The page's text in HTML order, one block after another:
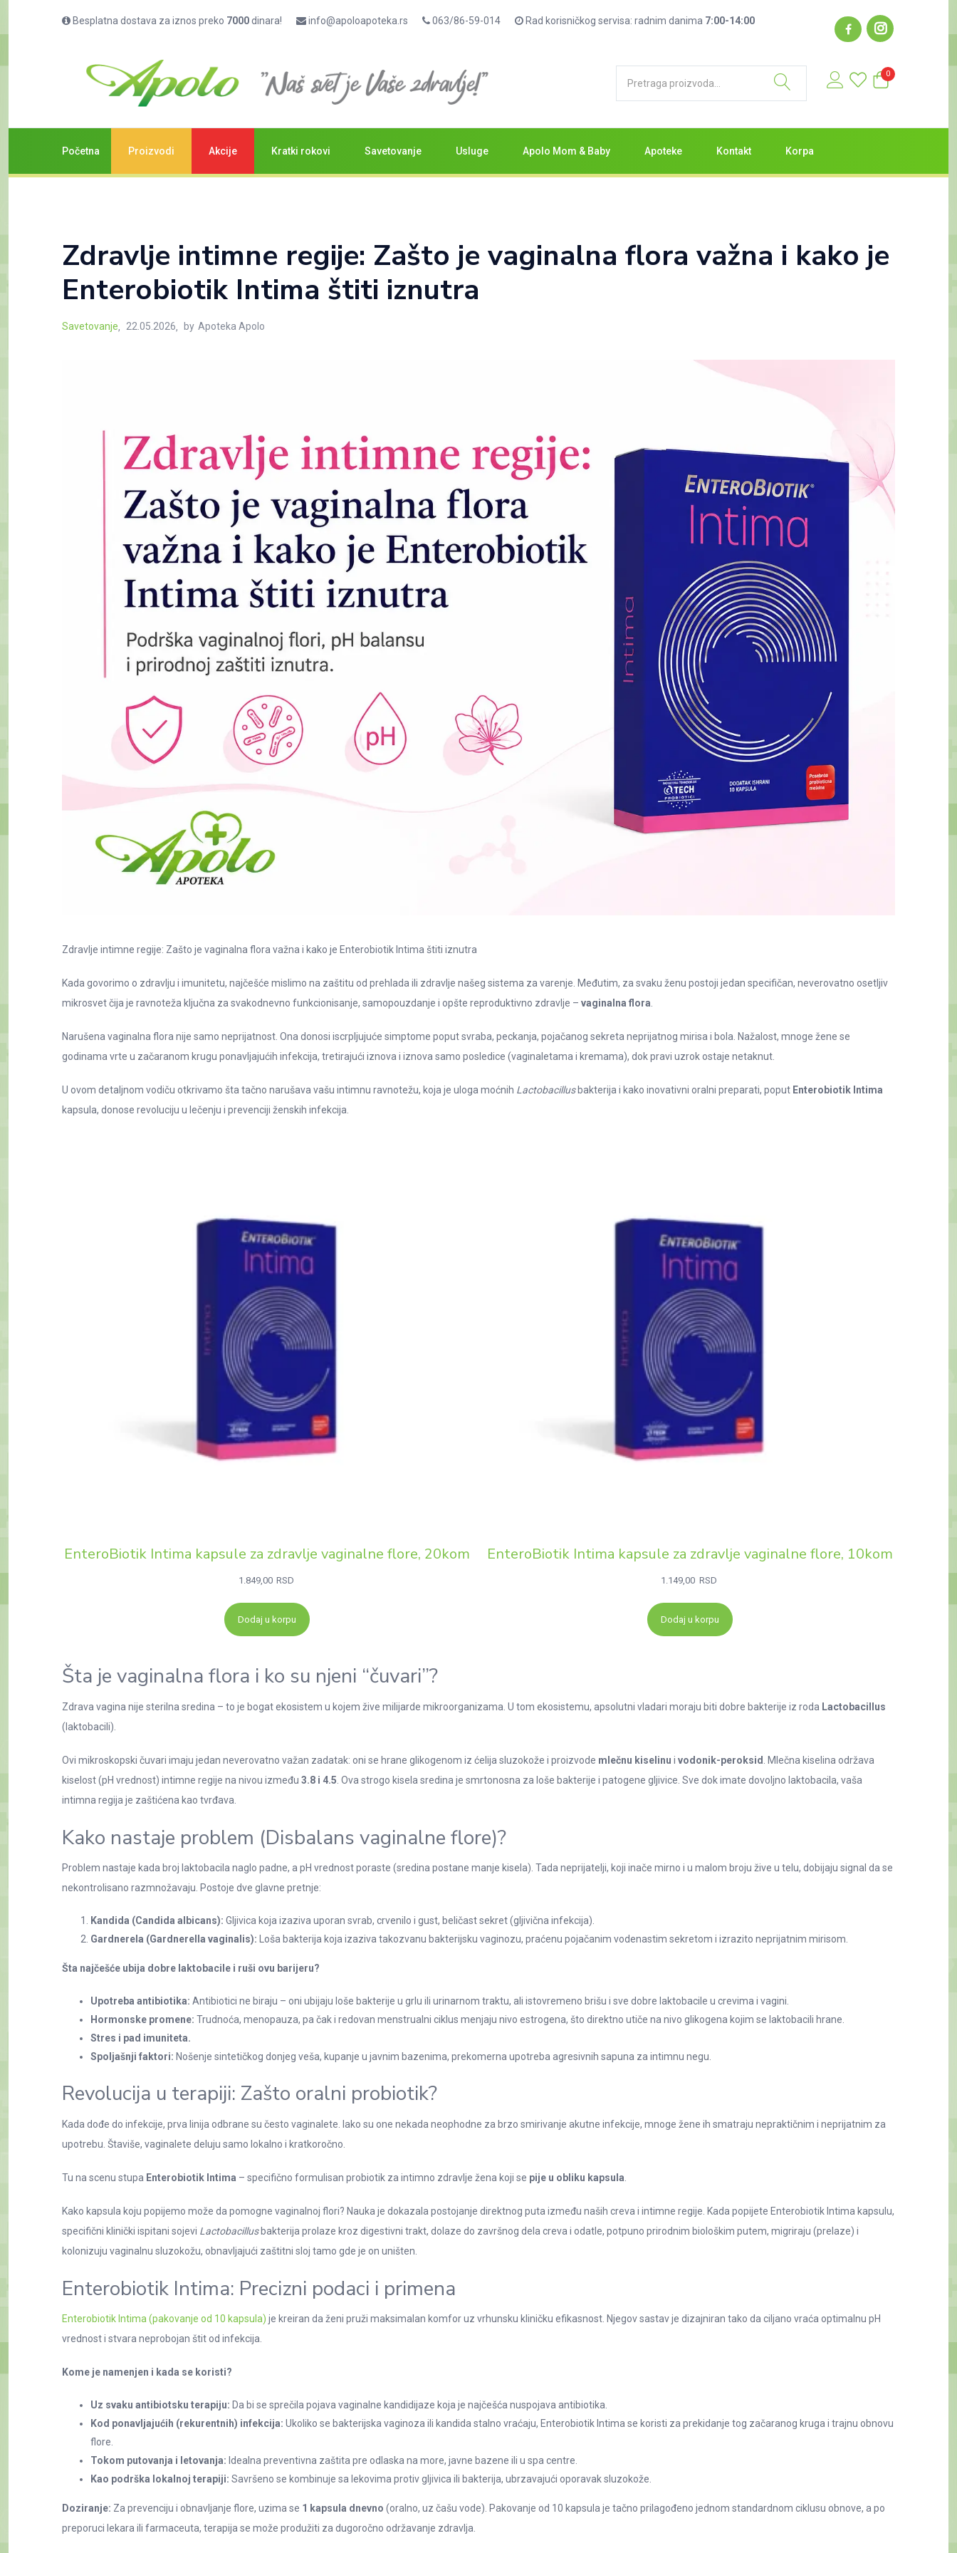
Besplatna dostava za iznos preko 7000dinara! info@apoloapoteka.rs 063/86-59-014 Rad korisničkog servisa: radnim danima 7:00-14:00
0
Početna Proizvodi Akcije Kratki rokovi Savetovanje Usluge Apolo Mom & Baby Apoteke Kontakt Korpa
BlogPočetna/Savetovanje
Zdravlje intimne regije: Zašto je vaginalna flora važna i kako je
Enterobiotik Intima štiti iznutra
Savetovanje
Posted
22.05.2026 by Apoteka Apolo
Zdravlje intimne regije: Zašto je vaginalna flora važna i kako je Enterobiotik Intima štiti iznutra
Kada govorimo o zdravlju i imunitetu, najčešće mislimo na zaštitu od prehlada ili zdravlje našeg sistema za varenje. Međutim, za svaku ženu postoji jedan specifičan, neverovatno osetljiv
mikrosvet čija je ravnoteža ključna za svakodnevno funkcionisanje, samopouzdanje i opšte reproduktivno zdravlje – vaginalna flora.
Narušena vaginalna flora nije samo neprijatnost. Ona donosi iscrpljujuće simptome poput svraba, peckanja, pojačanog sekreta neprijatnog mirisa i bola. Nažalost, mnoge žene se
godinama vrte u začaranom krugu ponavljajućih infekcija, tretirajući iznova i iznova samo posledice (vaginaletama i kremama), dok pravi uzrok ostaje netaknut.
U ovom detaljnom vodiču otkrivamo šta tačno narušava vašu intimnu ravnotežu, koja je uloga moćnih Lactobacillusbakterija i kako inovativni oralni preparati, poput Enterobiotik Intima
kapsula, donose revoluciju u lečenju i prevenciji ženskih infekcija.
EnteroBiotik Intima kapsule za zdravlje vaginalne flore, 20kom
1.849,00 RSD
Dodaj u korpu
EnteroBiotik Intima kapsule za zdravlje vaginalne flore, 10kom
1.149,00 RSD
Dodaj u korpu
Šta je vaginalna flora i ko su njeni “čuvari”?
Zdrava vagina nije sterilna sredina – to je bogat ekosistem u kojem žive milijarde mikroorganizama. U tom ekosistemu, apsolutni vladari moraju biti dobre bakterije iz roda Lactobacillus
(laktobacili).
Ovi mikroskopski čuvari imaju jedan neverovatno važan zadatak: oni se hrane glikogenom iz ćelija sluzokože i proizvode mlečnu kiselinu i vodonik-peroksid
. Mlečna kiselina održava
kiselost (pH vrednost) intimne regije na nivou između 3.8 i 4.5 . Ova strogo kisela sredina je smrtonosna za loše bakterije i patogene gljivice. Sve dok imate dovoljno laktobacila, vaša
intimna regija je zaštićena kao tvrđava.
Kako nastaje problem (Disbalans vaginalne flore)?
Problem nastaje kada broj laktobacila naglo padne, a pH vrednost poraste (sredina postane manje kisela). Tada neprijatelji, koji inače mirno i u malom broju žive u telu, dobijaju signal da se
nekontrolisano razmnožavaju. Postoje dve glavne pretnje:
Kandida (Candida albicans): Gljivica koja izaziva uporan svrab, crvenilo i gust, beličast sekret (gljivična infekcija).
Gardnerela (Gardnerella vaginalis): Loša bakterija koja izaziva takozvanu bakterijsku vaginozu, praćenu pojačanim vodenastim sekretom i izrazito neprijatnim mirisom.
Šta najčešće ubija dobre laktobacile i ruši ovu barijeru?
Upotreba antibiotika: Antibiotici ne biraju – oni ubijaju loše bakterije u grlu ili urinarnom traktu, ali istovremeno brišu i sve dobre laktobacile u crevima i vagini.
Hormonske promene: Trudnoća, menopauza, pa čak i redovan menstrualni ciklus menjaju nivo estrogena, što direktno utiče na nivo glikogena kojim se laktobacili hrane.
Stres i pad imuniteta.
Spoljašnji faktori: Nošenje sintetičkog donjeg veša, kupanje u javnim bazenima, prekomerna upotreba agresivnih sapuna za intimnu negu.
Revolucija u terapiji: Zašto oralni probiotik?
Kada dođe do infekcije, prva linija odbrane su često vaginalete. Iako su one nekada neophodne za brzo smirivanje akutne infekcije, mnoge žene ih smatraju nepraktičnim i neprijatnim za
upotrebu. Štaviše, vaginalete deluju samo lokalno i kratkoročno.
Tu na scenu stupa Enterobiotik Intima – specifično formulisan probiotik za intimno zdravlje žena koji se pije u obliku kapsula
Kako kapsula koju popijemo može da pomogne vaginalnoj flori? Nauka je dokazala postojanje direktnog puta između naših creva i intimne regije. Kada popijete Enterobiotik Intima kapsulu,
specifični klinički ispitani sojevi Lactobacillusbakterija prolaze kroz digestivni trakt, dolaze do završnog dela creva i odatle, potpuno prirodnim biološkim putem, migriraju (prelaze) i
kolonizuju vaginalnu sluzokožu, obnavljajući zaštitni sloj tamo gde je on uništen.
Enterobiotik Intima: Precizni podaci i primena
Enterobiotik Intima (pakovanje od 10 kapsula) je kreiran da ženi pruži maksimalan komfor uz vrhunsku kliničku efikasnost. Njegov sastav je dizajniran tako da ciljano vraća optimalnu pH
vrednost i stvara neprobojan štit od infekcija.
Kome je namenjen i kada se koristi?
Uz svaku antibiotsku terapiju: Da bi se sprečila pojava vaginalne kandidijaze koja je najčešća nuspojava antibiotika.
Kod ponavljajućih (rekurentnih) infekcija: Ukoliko se bakterijska vaginoza ili kandida stalno vraćaju, Enterobiotik Intima se koristi za prekidanje tog začaranog kruga i trajnu obnovu
flore.
Tokom putovanja i letovanja: Idealna preventivna zaštita pre odlaska na more, javne bazene ili u spa centre.
Kao podrška lokalnoj terapiji: Savršeno se kombinuje sa lekovima protiv gljivica ili bakterija, ubrzavajući oporavak sluzokože.
Doziranje: Za prevenciju i obnavljanje flore, uzima se 1 kapsula dnevno (oralno, uz čašu vode). Pakovanje od 10 kapsula je tačno prilagođeno jednom standardnom ciklusu obnove, a po
preporuci lekara ili farmaceuta, terapija se može produžiti za dugoročno održavanje zdravlja.